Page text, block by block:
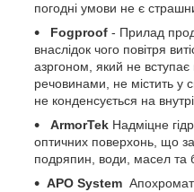
погодні умови не є
Fogproof - Прилад
внаслідок чого повітря
азргоном, який не вступає
речовинами, не містить у
не конденсується на
ArmorTek Надміцне
оптичних поверхонь, що
подряпин, води, масел та
APO System